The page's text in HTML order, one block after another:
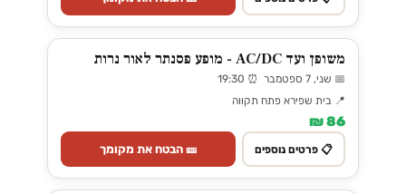
משופן ועד AC/DC - מופע פסנתר לאור נרות
📅 שני, 7 ספטמבר ⏰ 19:30
📍 בית שפירא פתח תקווה
86 ₪
📋 פרטים נוספים 🎫 הבטח את מקומך